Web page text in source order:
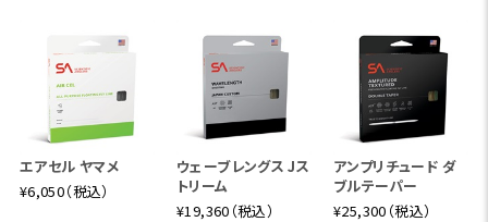
エアセル ヤマメ
¥6,050（税込）
ウェーブレングス Jス
トリーム
¥19,360（税込）
アンプリチュード ダ
ブルテーパー
¥25,300（税込）